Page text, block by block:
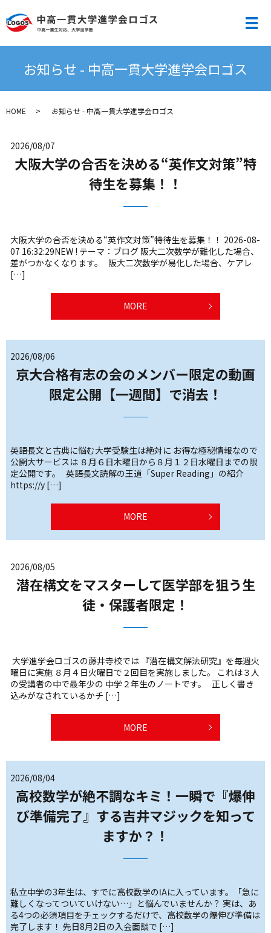
メ
お知らせ - 中高一貫大学進学会ロゴス
HOME お知らせ - 中高一貫大学進学会ロゴス
2026/08/07
大阪大学の合否を決める“英作文対策”特
待生を募集！！
大阪大学の合否を決める“英作文対策”特待生を募集！！ 2026-08-
07 16:32:29NEW ! テーマ：ブログ 阪大二次数学が難化した場合、
差がつかなくなります。 阪大二次数学が易化した場合、ケアレ
[…]
MORE
2026/08/06
京大合格有志の会のメンバー限定の動画
限定公開【一週間】で消去！
英語長文と古典に悩む大学受験生は絶対に お得な極秘情報なので
公開大サービスは ８月６日木曜日から８月１２日水曜日までの限
定公開です。 英語長文読解の王道「Super Reading」の紹介
https://y […]
MORE
2026/08/05
潜在構文をマスターして医学部を狙う生
徒・保護者限定！
大学進学会ロゴスの藤井寺校では 『潜在構文解法研究』を毎週火
曜日に実施 ８月４日火曜日で２回目を実施しました。 これは３人
の受講者の中で最年少の 中学２年生のノートです。 正しく書き
込みがなされているかチ […]
MORE
2026/08/04
高校数学が絶不調なキミ！一瞬で『爆伸
び準備完了』する吉井マジックを知って
ますか？！
私立中学の3年生は、すでに高校数学のⅠAに入っています。「急に
難しくなってついていけない…」と悩んでいませんか？ 実は、あ
る4つの必須項目をチェックするだけで、高校数学の爆伸び準備は
完了します！ 先日8月2日の入会面談で […]